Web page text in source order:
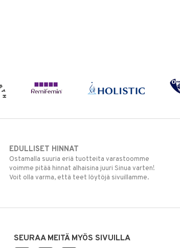
EDULLISET HINNAT
Ostamalla suuria eriä tuotteita varastoomme
voimme pitää hinnat alhaisina juuri Sinua varten!
Voit olla varma, että teet löytöjä sivuillamme.
SEURAA MEITÄ MYÖS SIVUILLA